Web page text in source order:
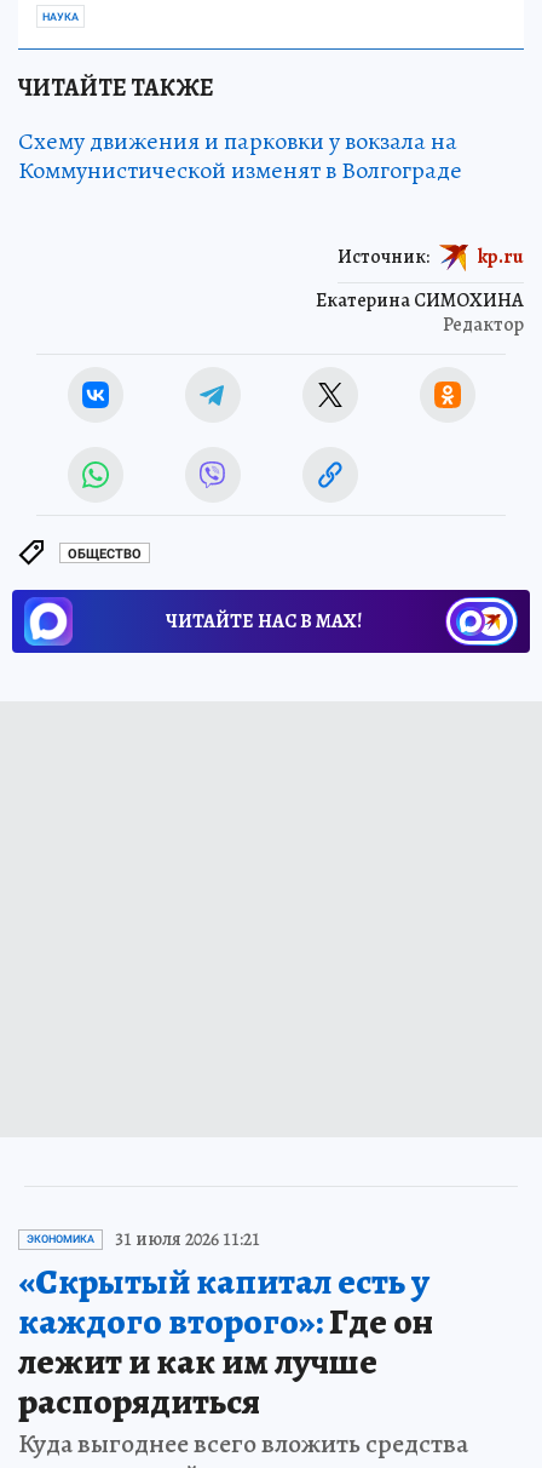
НАУКА
ЧИТАЙТЕ ТАКЖЕ
Схему движения и парковки у вокзала на
Коммунистической изменят в Волгограде
Екатерина СИМОХИНА
Редактор
Источник: kp.ru
ОБЩЕСТВО
ЧИТАЙТЕ НАС В МАХ!
ЭКОНОМИКА 31 июля 2026 11:21
«Скрытый капитал есть у
каждого второго»:Где он
лежит и как им лучше
распорядиться
Куда выгоднее всего вложить средства